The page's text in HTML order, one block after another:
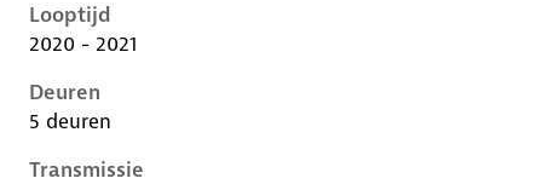
Looptijd
2020 - 2021
Deuren
5 deuren
Transmissie